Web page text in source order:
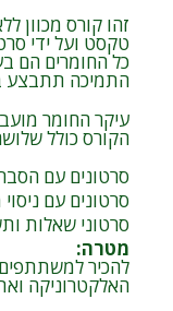
זהו קורס מכוון
טקסט ועל ידי
כל החומרים הם
התמיכה תתבצע
עיקר החומר
הקורס כולל
סרטונים עם
סרטונים עם
סרטוני שאלות
מטרה:
להכיר
האלקטרוניקה